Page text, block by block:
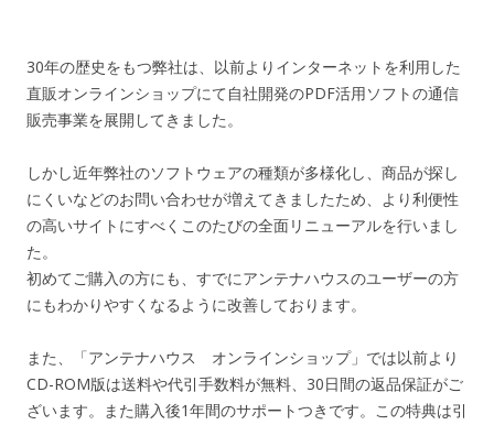
30年の歴史をもつ弊社は、以前よりインターネットを利用した
直販オンラインショップにて自社開発のPDF活用ソフトの通信
販売事業を展開してきました。
しかし近年弊社のソフトウェアの種類が多様化し、商品が探し
にくいなどのお問い合わせが増えてきましたため、より利便性
の高いサイトにすべくこのたびの全面リニューアルを行いまし
た。
初めてご購入の方にも、すでにアンテナハウスのユーザーの方
にもわかりやすくなるように改善しております。
また、「アンテナハウス オンラインショップ」では以前より
CD-ROM版は送料や代引手数料が無料、30日間の返品保証がご
ざいます。また購入後1年間のサポートつきです。この特典は引